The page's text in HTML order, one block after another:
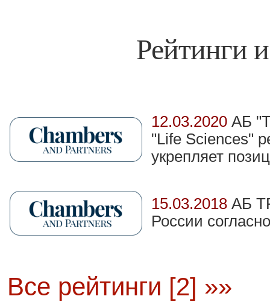
Рейтинги
12.03.2020 АБ
"Life Sciences"
укрепляет
15.03.2018 АБ
России
Все рейтинги [2] »»